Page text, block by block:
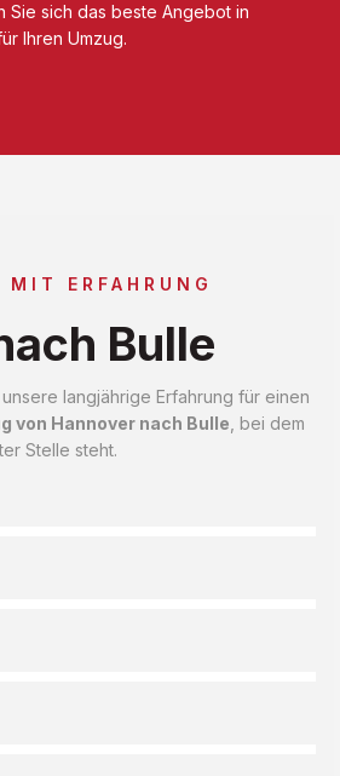
Sie sich das beste Angebot in
Ihren Umzug.
ERFAHRUNG
Bulle
langjährige Erfahrung für einen
von Hannover nach Bulle , bei dem
Stelle steht.